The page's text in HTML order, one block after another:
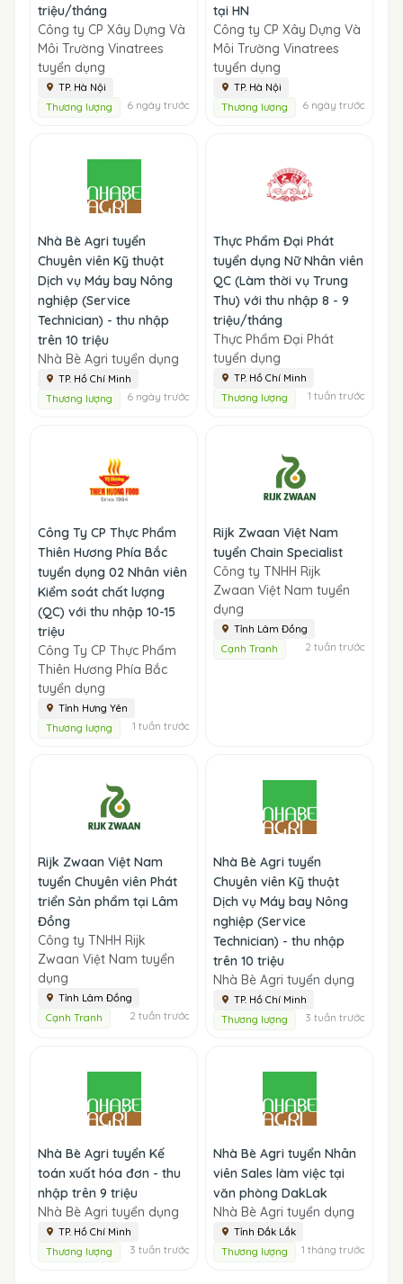
triệu/tháng
Công ty CP Xây Dựng Và
Môi Trường Vinatrees
tuyển dụng
TP. Hà Nội
Thương lượng
6 ngày trước
tại HN
Công ty CP Xây Dựng Và
Môi Trường Vinatrees
tuyển dụng
TP. Hà Nội
Thương lượng
6 ngày trước
Nhà Bè Agri tuyển
Chuyên viên Kỹ thuật
Dịch vụ Máy bay Nông
nghiệp (Service
Technician) - thu nhập
trên 10 triệu
Nhà Bè Agri tuyển dụng
TP. Hồ Chí Minh
Thương lượng
6 ngày trước
Thực Phẩm Đại Phát
tuyển dụng Nữ Nhân viên
QC (Làm thời vụ Trung
Thu) với thu nhập 8 - 9
triệu/tháng
Thực Phẩm Đại Phát
tuyển dụng
TP. Hồ Chí Minh
Thương lượng
1 tuần trước
Công Ty CP Thực Phẩm
Thiên Hương Phía Bắc
tuyển dụng 02 Nhân viên
Kiểm soát chất lượng
(QC) với thu nhập 10-15
triệu
Công Ty CP Thực Phẩm
Thiên Hương Phía Bắc
tuyển dụng
Tỉnh Hưng Yên
Thương lượng
1 tuần trước
Rijk Zwaan Việt Nam
tuyển Chain Specialist
Công ty TNHH Rijk
Zwaan Việt Nam tuyển
dụng
Tỉnh Lâm Đồng
Cạnh Tranh
2 tuần trước
Rijk Zwaan Việt Nam
tuyển Chuyên viên Phát
triển Sản phẩm tại Lâm
Đồng
Công ty TNHH Rijk
Zwaan Việt Nam tuyển
dụng
Tỉnh Lâm Đồng
Cạnh Tranh
2 tuần trước
Nhà Bè Agri tuyển
Chuyên viên Kỹ thuật
Dịch vụ Máy bay Nông
nghiệp (Service
Technician) - thu nhập
trên 10 triệu
Nhà Bè Agri tuyển dụng
TP. Hồ Chí Minh
Thương lượng
3 tuần trước
Nhà Bè Agri tuyển Kế
toán xuất hóa đơn - thu
nhập trên 9 triệu
Nhà Bè Agri tuyển dụng
TP. Hồ Chí Minh
Thương lượng
3 tuần trước
Nhà Bè Agri tuyển Nhân
viên Sales làm việc tại
văn phòng DakLak
Nhà Bè Agri tuyển dụng
Tỉnh Đắk Lắk
Thương lượng
1 tháng trước